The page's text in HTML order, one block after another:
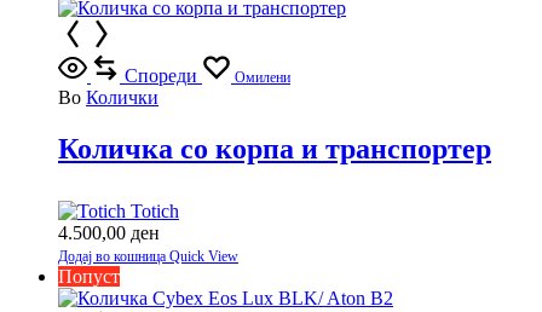
Спореди Омилени
Во Колички
Количка со корпа и транспортер
Totich
4.500,00 ден
Додај во кошница Quick View
Попуст